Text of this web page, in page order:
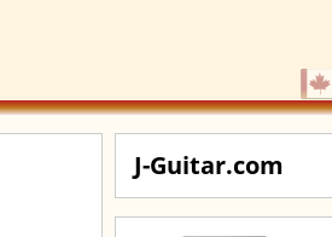
J-Guitar.com